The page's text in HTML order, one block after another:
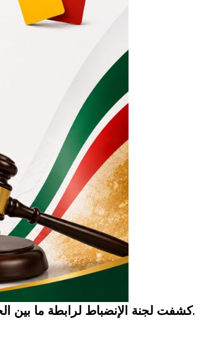
كشفت لجنة الإنضباط لرابطة ما بين الجهات عن.